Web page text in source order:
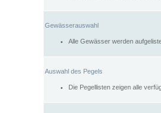
Gewässerauswahl
Alle Gewässer werden
Auswahl des Pegels
Die Pegellisten zeigen alle